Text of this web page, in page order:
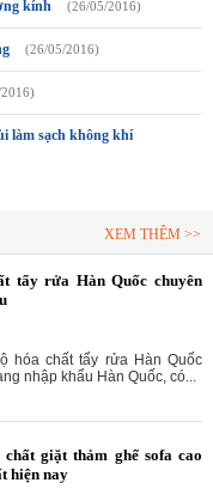
kính (26/05/2016)
(26/05/2016)
làm sạch không khí
XEM THÊM >>
tẩy rửa Hàn Quốc chuyên
hóa chất tẩy rửa Hàn Quốc
nhập khẩu Hàn Quốc, có...
giặt thảm ghế sofa cao
hiện nay